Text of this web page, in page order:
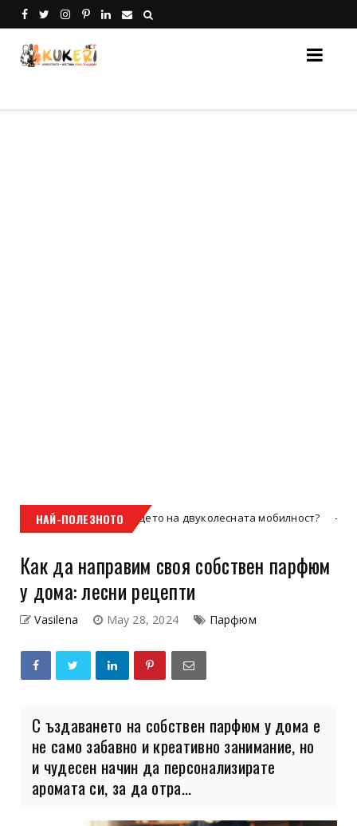
НАЙ-ПОЛЕЗНОТО
– бъдещето на двуколесната мобилност? Uncategorized
Как да направим своя собствен парфюм
у дома: лесни рецепти
Vasilena May 28, 2024 Парфюм
С ъздаването на собствен парфюм у дома е
не само забавно и креативно занимание, но
и чудесен начин да персонализирате
аромата си, за да отра...